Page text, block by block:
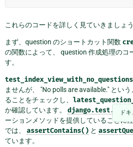
ド
これらのコードを詳しく見ていきましょう
まず、question のショートカット関数
の関数によって、 question 作成処理のコ
す。
test_index_view_with_no_questions
ませんが、 "No polls are available." とい
ることをチェックし、
か確認しています。
ーションメソッドを提供していることに
では、 assertContains() と
ています。